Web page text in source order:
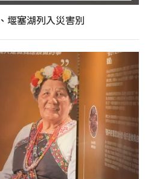
堰塞湖列入災害別